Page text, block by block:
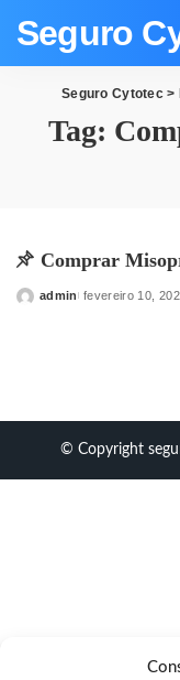
Seguro
Seguro Cytotec>
Tag:
Comprar
Posted
admin fevereiro 10,
© Copyright